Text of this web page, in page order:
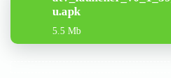
u.apk
5.5 Mb